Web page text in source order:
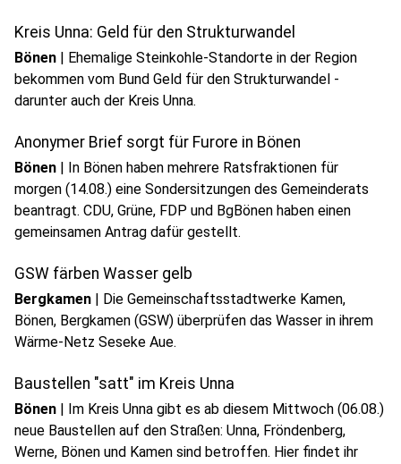
Kreis Unna: Geld für den Strukturwandel
Bönen | Ehemalige Steinkohle-Standorte in der Region
bekommen vom Bund Geld für den Strukturwandel -
darunter auch der Kreis Unna.
Anonymer Brief sorgt für Furore in Bönen
Bönen | In Bönen haben mehrere Ratsfraktionen für
morgen (14.08.) eine Sondersitzungen des Gemeinderats
beantragt. CDU, Grüne, FDP und BgBönen haben einen
gemeinsamen Antrag dafür gestellt.
GSW färben Wasser gelb
Bergkamen | Die Gemeinschaftsstadtwerke Kamen,
Bönen, Bergkamen (GSW) überprüfen das Wasser in ihrem
Wärme-Netz Seseke Aue.
Baustellen "satt" im Kreis Unna
Bönen | Im Kreis Unna gibt es ab diesem Mittwoch (06.08.)
neue Baustellen auf den Straßen: Unna, Fröndenberg,
Werne, Bönen und Kamen sind betroffen. Hier findet ihr